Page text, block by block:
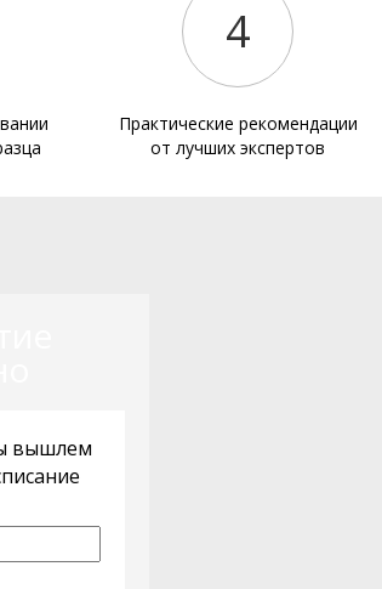
4
Практические рекомендации
от лучших экспертов
вышлем